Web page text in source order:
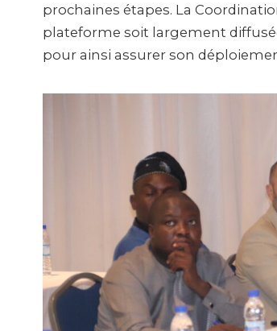
prochaines étapes. La
plateforme soit largement
pour ainsi assurer son